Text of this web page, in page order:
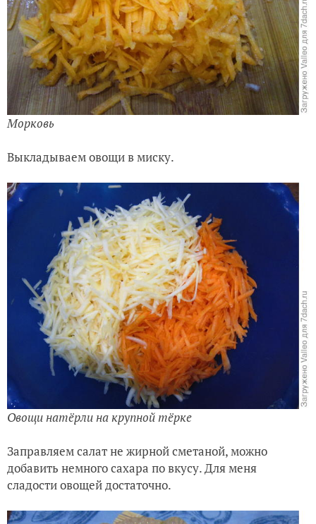
Морковь
Выкладываем овощи в миску.
Овощи натёрли на крупной тёрке
Заправляем салат не жирной сметаной, можно
добавить немного сахара по вкусу. Для меня
сладости овощей достаточно.